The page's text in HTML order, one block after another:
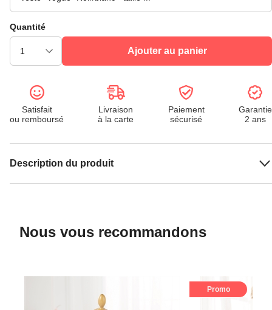
Quantité
Ajouter au panier
Satisfait
ou remboursé
Livraison
à la carte
Paiement
sécurisé
Garantie
2 ans
Description du produit
Nous vous recommandons
Promo